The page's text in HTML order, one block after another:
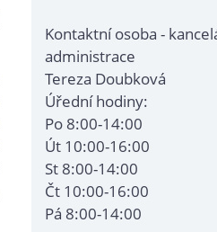
Kontaktní osoba -
administrace
Tereza Doubková
Úřední hodiny:
Po 8:00-14:00
Út 10:00-16:00
St 8:00-14:00
Čt 10:00-16:00
Pá 8:00-14:00